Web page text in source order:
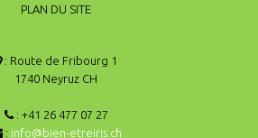
PLAN DU SITE
: Route de Fribourg 1
1740 Neyruz CH
: +41 26 477 07 27
: info@bien-etreiris.ch